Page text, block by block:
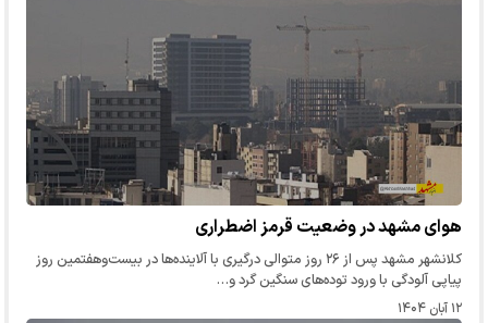
هوای مشهد در وضعیت قرمز اضطراری
کلانشهر مشهد پس از ۲۶ روز متوالی درگیری با آلاینده‌ها در بیست‌وهفتمین روز
پیاپی آلودگی با ورود توده‌های سنگین گرد و…
۱۲ آبان ۱۴۰۴